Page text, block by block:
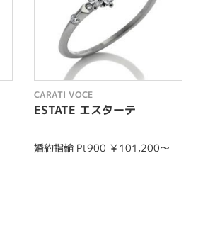
CARATI VOCE
ESTATE エスターテ
婚約指輪 Pt900 ￥101,200〜